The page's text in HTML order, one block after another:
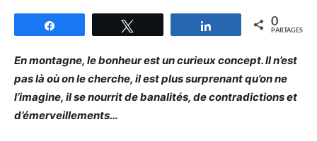
Partagez 0
PARTAGES
En montagne, le bonheur est un curieux concept. Il n’est
pas là où on le cherche, il est plus surprenant qu’on ne
l’imagine, il se nourrit de banalités, de contradictions et
d’émerveillements…